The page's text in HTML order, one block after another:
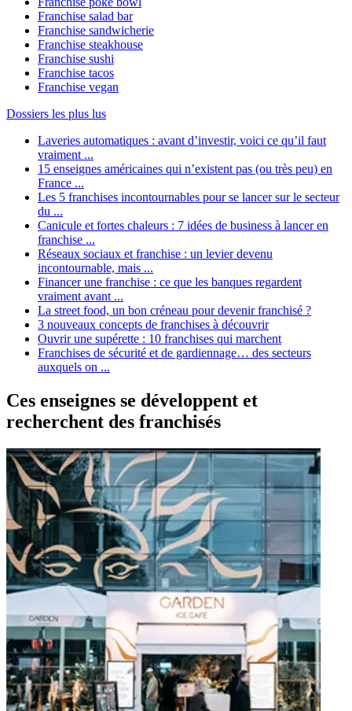
Franchise salad bar
Franchise sandwicherie
Franchise steakhouse
Franchise sushi
Franchise tacos
Franchise vegan
Dossiers les plus lus
Laveries automatiques : avant d’investir, voici ce qu’il faut
vraiment ...
15 enseignes américaines qui n’existent pas (ou très peu) en
France ...
Les 5 franchises incontournables pour se lancer sur le secteur
du ...
Canicule et fortes chaleurs : 7 idées de business à lancer en
franchise ...
Réseaux sociaux et franchise : un levier devenu
incontournable, mais ...
Financer une franchise : ce que les banques regardent
vraiment avant ...
La street food, un bon créneau pour devenir franchisé ?
3 nouveaux concepts de franchises à découvrir
Ouvrir une supérette : 10 franchises qui marchent
Franchises de sécurité et de gardiennage… des secteurs
auxquels on ...
Ces enseignes se développent et
recherchent des franchisés